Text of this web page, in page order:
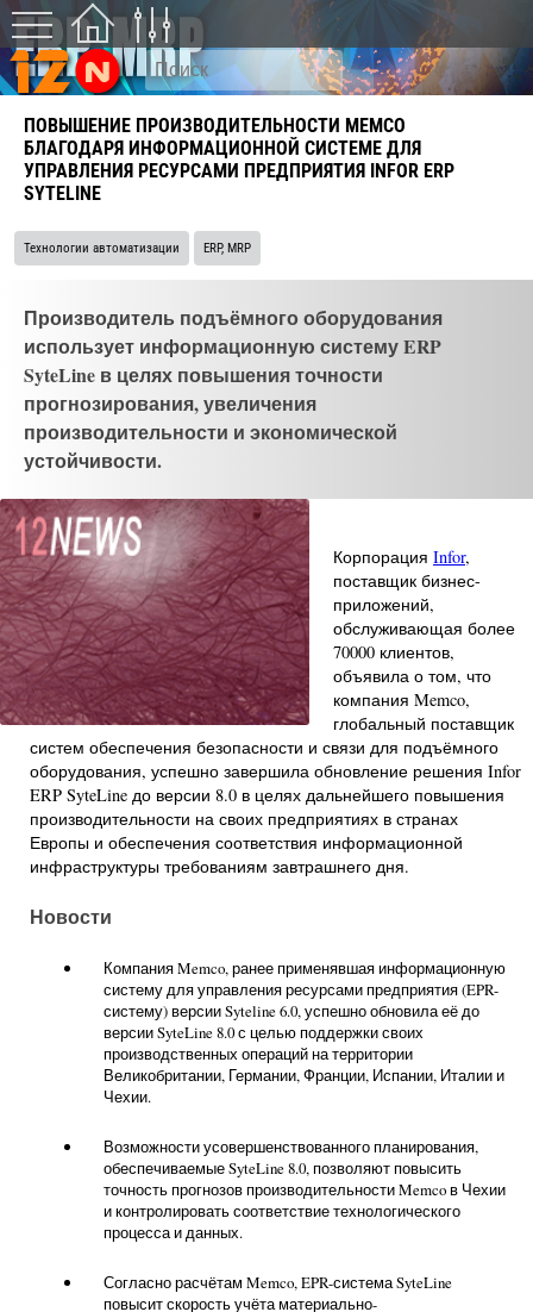
ПОВЫШЕНИЕ ПРОИЗВОДИТЕЛЬНОСТИ MEMCO
БЛАГОДАРЯ ИНФОРМАЦИОННОЙ СИСТЕМЕ ДЛЯ
УПРАВЛЕНИЯ РЕСУРСАМИ ПРЕДПРИЯТИЯ INFOR ERP
SYTELINE
Технологии автоматизации ERP, MRP
Производитель подъёмного оборудования
использует информационную систему ERP
SyteLine в целях повышения точности
прогнозирования, увеличения
производительности и экономической
устойчивости.
Корпорация Infor,
поставщик бизнес-
приложений,
обслуживающая более
70000 клиентов,
объявила о том, что
компания Memco,
глобальный поставщик
систем обеспечения безопасности и связи для подъёмного
оборудования, успешно завершила обновление решения Infor
ERP SyteLine до версии 8.0 в целях дальнейшего повышения
производительности на своих предприятиях в странах
Европы и обеспечения соответствия информационной
инфраструктуры требованиям завтрашнего дня.
Новости
Компания Memco, ранее применявшая информационную
систему для управления ресурсами предприятия (EPR-
систему) версии Syteline 6.0, успешно обновила её до
версии SyteLine 8.0 с целью поддержки своих
производственных операций на территории
Великобритании, Германии, Франции, Испании, Италии и
Чехии.
Возможности усовершенствованного планирования,
обеспечиваемые SyteLine 8.0, позволяют повысить
точность прогнозов производительности Memco в Чехии
и контролировать соответствие технологического
процесса и данных.
Согласно расчётам Memco, EPR-система SyteLine
повысит скорость учёта материально-